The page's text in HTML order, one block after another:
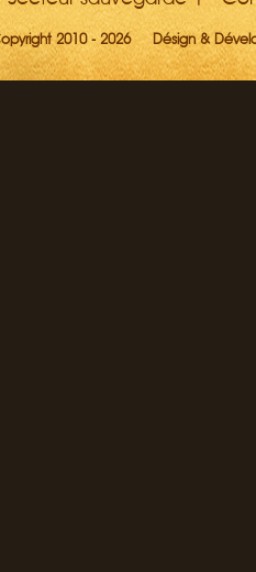
2010 - 2026 Désign &